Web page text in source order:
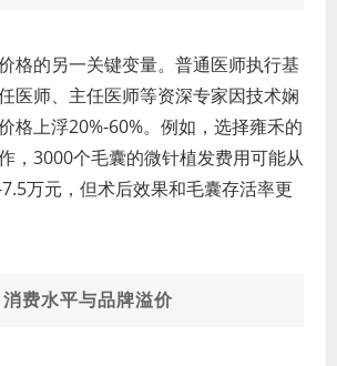
格的另一关键变量。普通医师执行基
医师、主任医师等资深专家因技术娴
格上浮20%-60%。例如，选择雍禾的
，3000个毛囊的微针植发费用可能从
万元，但术后效果和毛囊存活率更
费水平与品牌溢价